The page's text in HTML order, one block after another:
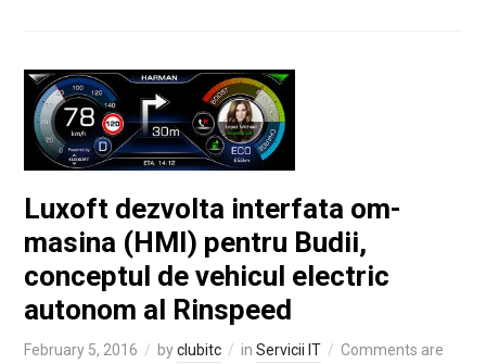
Luxoft dezvolta interfata om-
masina (HMI) pentru Budii,
conceptul de vehicul electric
autonom al Rinspeed
February 5, 2016 byclubitc in Servicii IT
Comments are